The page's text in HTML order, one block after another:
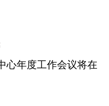
心年度工作会议将在